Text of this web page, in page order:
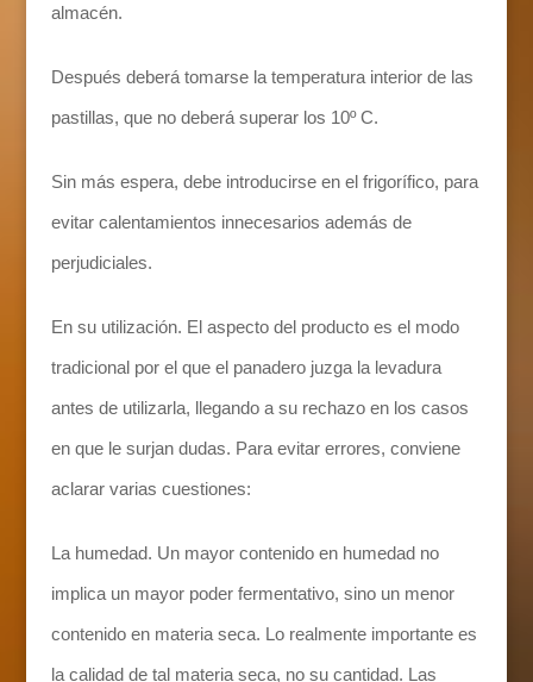
almacén.
Después deberá tomarse la temperatura interior de las
pastillas, que no deberá superar los 10º C.
Sin más espera, debe introducirse en el frigorífico, para
evitar calentamientos innecesarios además de
perjudiciales.
En su utilización. El aspecto del producto es el modo
tradicional por el que el panadero juzga la levadura
antes de utilizarla, llegando a su rechazo en los casos
en que le surjan dudas. Para evitar errores, conviene
aclarar varias cuestiones:
La humedad. Un mayor contenido en humedad no
implica un mayor poder fermentativo, sino un menor
contenido en materia seca. Lo realmente importante es
la calidad de tal materia seca, no su cantidad. Las